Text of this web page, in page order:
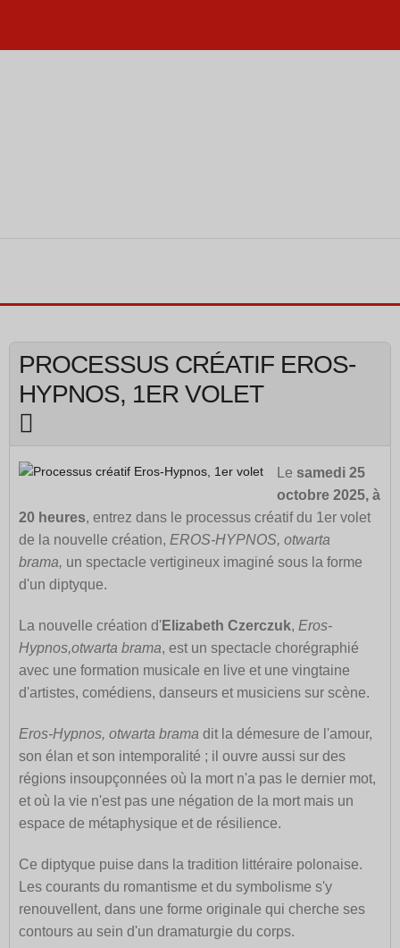
PROCESSUS CRÉATIF EROS-
HYPNOS, 1ER VOLET
Le samedi 25
octobre 2025, à
20 heures, entrez dans le processus créatif du 1er volet
de la nouvelle création, EROS-HYPNOS, otwarta
brama, un spectacle vertigineux imaginé sous la forme
d'un diptyque.
La nouvelle création d' Elizabeth Czerczuk, Eros-
Hypnos,otwarta brama, est un spectacle chorégraphié
avec une formation musicale en live et une vingtaine
d'artistes, comédiens, danseurs et musiciens sur scène.
Eros-Hypnos, otwarta brama dit la démesure de l'amour,
son élan et son intemporalité ; il ouvre aussi sur des
régions insoupçonnées où la mort n'a pas le dernier mot,
et où la vie n'est pas une négation de la mort mais un
espace de métaphysique et de résilience.
Ce diptyque puise dans la tradition littéraire polonaise.
Les courants du romantisme et du symbolisme s'y
renouvellent, dans une forme originale qui cherche ses
contours au sein d'un dramaturgie du corps.